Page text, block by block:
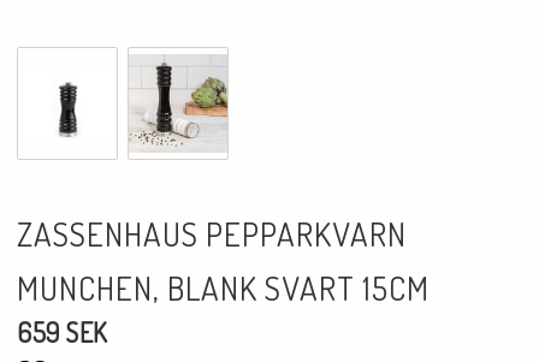
ZASSENHAUS PEPPARKVARN
MUNCHEN, BLANK SVART 15CM
659 SEK